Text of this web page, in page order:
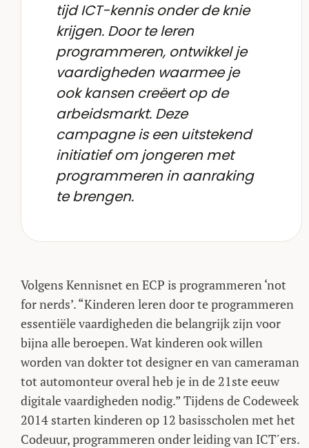
tijd ICT-kennis onder de knie
krijgen. Door te leren
programmeren, ontwikkel je
vaardigheden waarmee je
ook kansen creëert op de
arbeidsmarkt. Deze
campagne is een uitstekend
initiatief om jongeren met
programmeren in aanraking
te brengen.
Volgens Kennisnet en ECP is programmeren ‘not
for nerds’. “Kinderen leren door te programmeren
essentiële vaardigheden die belangrijk zijn voor
bijna alle beroepen. Wat kinderen ook willen
worden van dokter tot designer en van cameraman
tot automonteur overal heb je in de 21ste eeuw
digitale vaardigheden nodig.” Tijdens de Codeweek
2014 starten kinderen op 12 basisscholen met het
Codeuur, programmeren onder leiding van ICT´ers.